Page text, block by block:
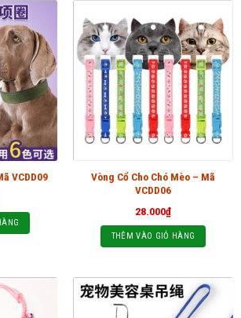
VCDD09
Vòng Cổ Cho Chó Mèo – Mã
VCDD06
28.000₫
THÊM VÀO GIỎ HÀNG